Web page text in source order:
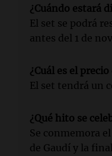
¿Cuándo estará
El set se podrá
antes del 1 de
¿Cuál es el
El set tendrá un
¿Qué hito se
Se conmemora
de Gaudí y la